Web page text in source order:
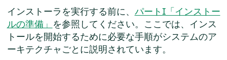
インストーラを実行する前に、 パートI「インストー
ルの準備」 を参照してください。ここでは、インス
トールを開始するために必要な手順がシステムのア
ーキテクチャごとに説明されています。